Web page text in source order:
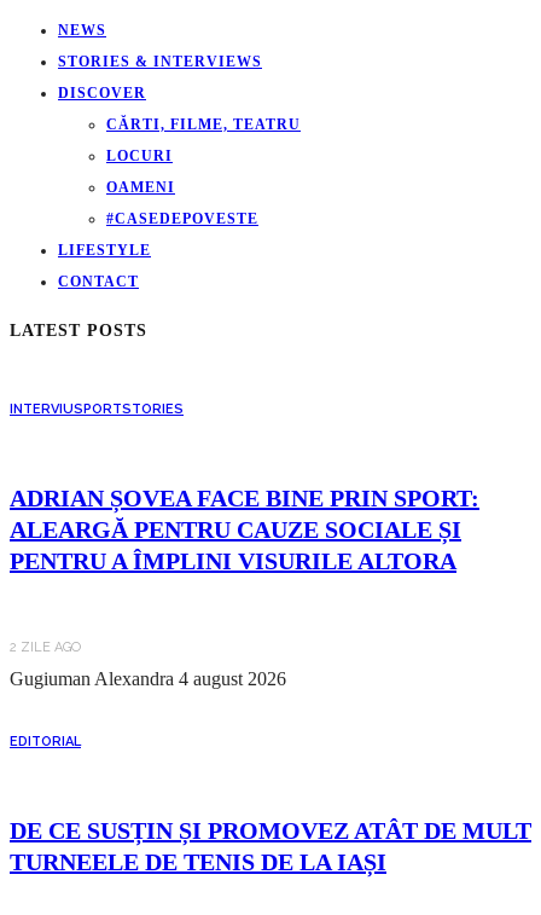
NEWS
STORIES & INTERVIEWS
DISCOVER
CĂRTI, FILME, TEATRU
LOCURI
OAMENI
#CASEDEPOVESTE
LIFESTYLE
CONTACT
LATEST POSTS
INTERVIUSPORTSTORIES
ADRIAN ȘOVEA FACE BINE PRIN SPORT:
ALEARGĂ PENTRU CAUZE SOCIALE ȘI
PENTRU A ÎMPLINI VISURILE ALTORA
2 ZILE AGO
Gugiuman Alexandra 4 august 2026
EDITORIAL
DE CE SUSȚIN ȘI PROMOVEZ ATÂT DE MULT
TURNEELE DE TENIS DE LA IAȘI